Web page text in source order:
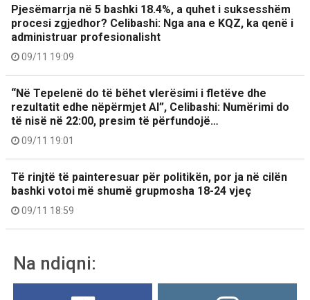
Pjesëmarrja në 5 bashki 18.4%, a quhet i suksesshëm
procesi zgjedhor? Celibashi: Nga ana e KQZ, ka qenë i
administruar profesionalisht
09/11 19:09
“Në Tepelenë do të bëhet vlerësimi i fletëve dhe
rezultatit edhe nëpërmjet AI”, Celibashi: Numërimi do
të nisë në 22:00, presim të përfundojë…
09/11 19:01
Të rinjtë të painteresuar për politikën, por ja në cilën
bashki votoi më shumë grupmosha 18-24 vjeç
09/11 18:59
Na ndiqni: